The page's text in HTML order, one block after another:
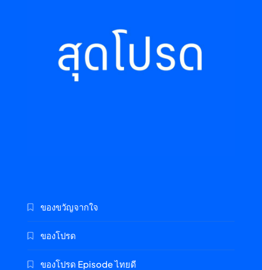
ของขวัญจากใจ
ของโปรด
ของโปรด Episode ไทยดี